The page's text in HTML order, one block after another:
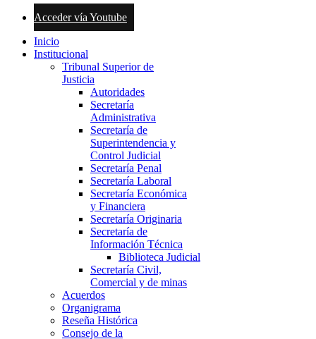
Acceder vía Youtube
Inicio
Institucional
Tribunal Superior de
Justicia
Autoridades
Secretaría
Administrativa
Secretaría de
Superintendencia y
Control Judicial
Secretaría Penal
Secretaría Laboral
Secretaría Económica
y Financiera
Secretaría Originaria
Secretaría de
Información Técnica
Biblioteca Judicial
Secretaría Civil,
Comercial y de minas
Acuerdos
Organigrama
Reseña Histórica
Consejo de la